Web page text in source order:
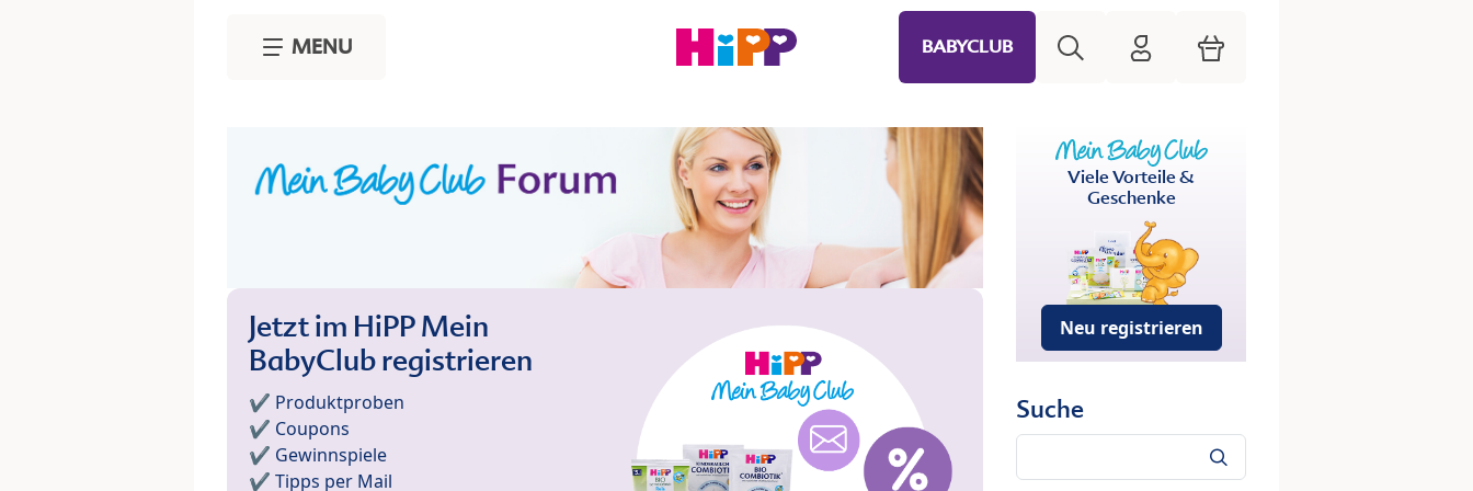
MENU BABYCLUB HiPP Mein Babyclub
Warenkorb
Jetzt im HiPP Mein
BabyClub registrieren
✔️ Produktproben
✔️ Coupons
✔️ Gewinnspiele
✔️ Tipps per Mail
Viele Vorteile &
Geschenke
Neu registrieren
Suche